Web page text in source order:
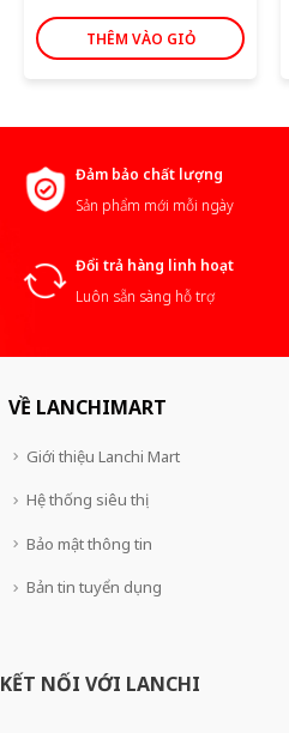
THÊM VÀO GIỎ
Đảm bảo chất lượng
Sản phẩm mới mỗi ngày
Đổi trả hàng linh hoạt
Luôn sẵn sàng hỗ trợ
VỀ LANCHIMART
Giới thiệu Lanchi Mart
Hệ thống siêu thị
Bảo mật thông tin
Bản tin tuyển dụng
KẾT NỐI VỚI LANCHI